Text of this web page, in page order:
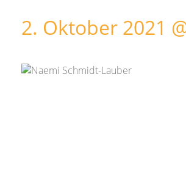
2. Oktober 2021